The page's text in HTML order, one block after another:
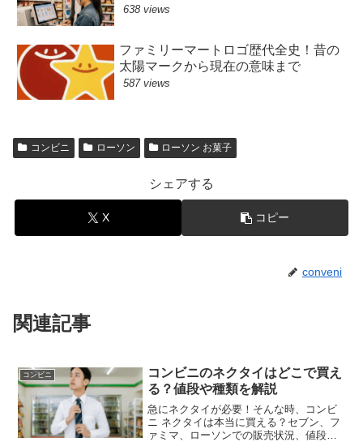
638 views
ファミリーマートロゴ歴代全史！昔の
太陽マークから現在の意味まで
587 views
コンビニ ローソン ローソン お菓子
シェアする
X コピー
conveni
関連記事
コンビニ
コンビニのネクタイはどこで買え
る？値段や種類を解説
急にネクタイが必要！そんな時、コンビ
ニ ネクタイは本当に買える？セブン、フ
ァミマ、ローソンでの販売状況、値段、